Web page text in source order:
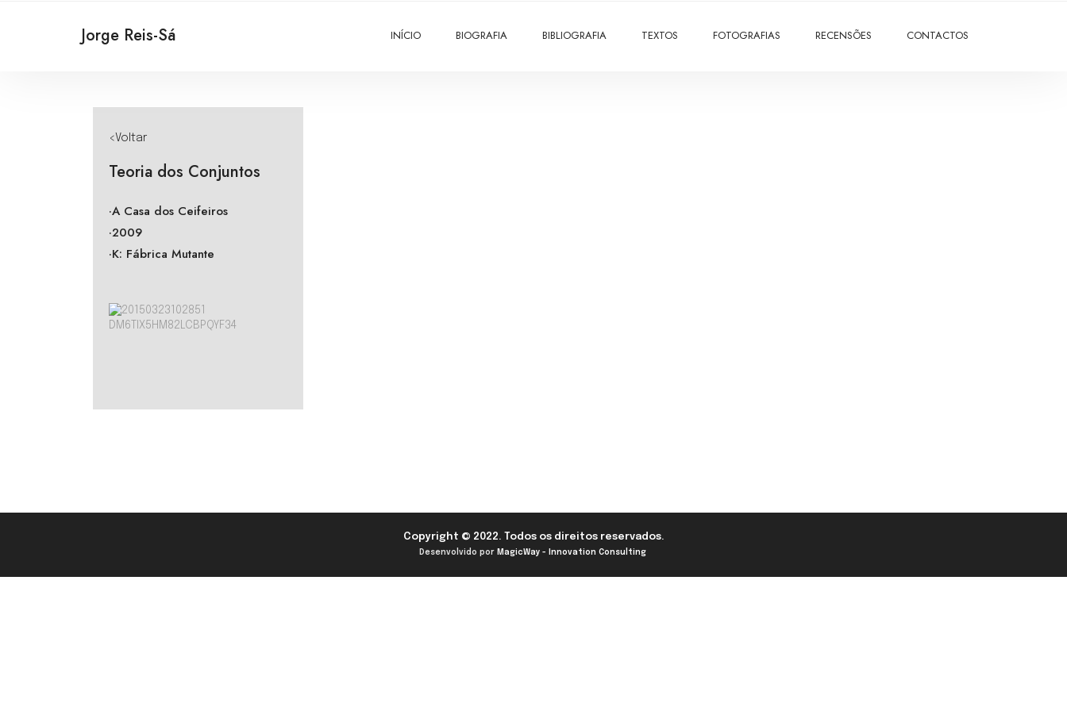
Jorge Reis-Sá INÍCIO BIOGRAFIA BIBLIOGRAFIA TEXTOS FOTOGRAFIAS RECENSÕES CONTACTOS
<Voltar
Teoria dos Conjuntos
·A Casa dos Ceifeiros
·2009
·K: Fábrica Mutante
Copyright © 2022. Todos os direitos reservados.
Desenvolvido por MagicWay - Innovation Consulting